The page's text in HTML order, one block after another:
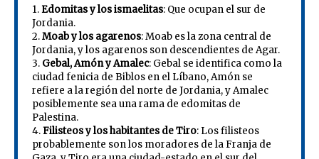
1.Edomitas y los ismaelitas: Que ocupan el sur de
Jordania.
2.Moab y los agarenos: Moab es la zona central de
Jordania, y los agarenos son descendientes de Agar.
3. Gebal, Amón y Amalec: Gebal se identifica como la
ciudad fenicia de Biblos en el Líbano, Amón se
refiere a la región del norte de Jordania, y Amalec
posiblemente sea una rama de edomitas de
Palestina.
4.Filisteos y los habitantes de Tiro: Los filisteos
probablemente son los moradores de la Franja de